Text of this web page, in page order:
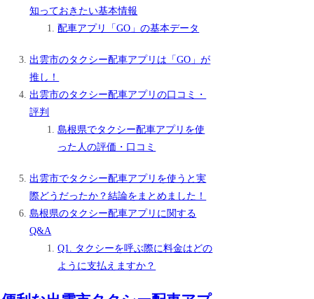
知っておきたい基本情報
配車アプリ「GO」の基本データ
出雲市のタクシー配車アプリは「GO」が
推し！
出雲市のタクシー配車アプリの口コミ・
評判
島根県でタクシー配車アプリを使
った人の評価・口コミ
出雲市でタクシー配車アプリを使うと実
際どうだったか？結論をまとめました！
島根県のタクシー配車アプリに関する
Q&A
Q1. タクシーを呼ぶ際に料金はどの
ように支払えますか？